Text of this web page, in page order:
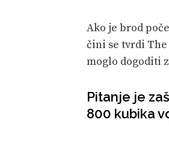
Ako je brod
čini se tvrdi
moglo dogoditi
Pitanje je
800 kubika